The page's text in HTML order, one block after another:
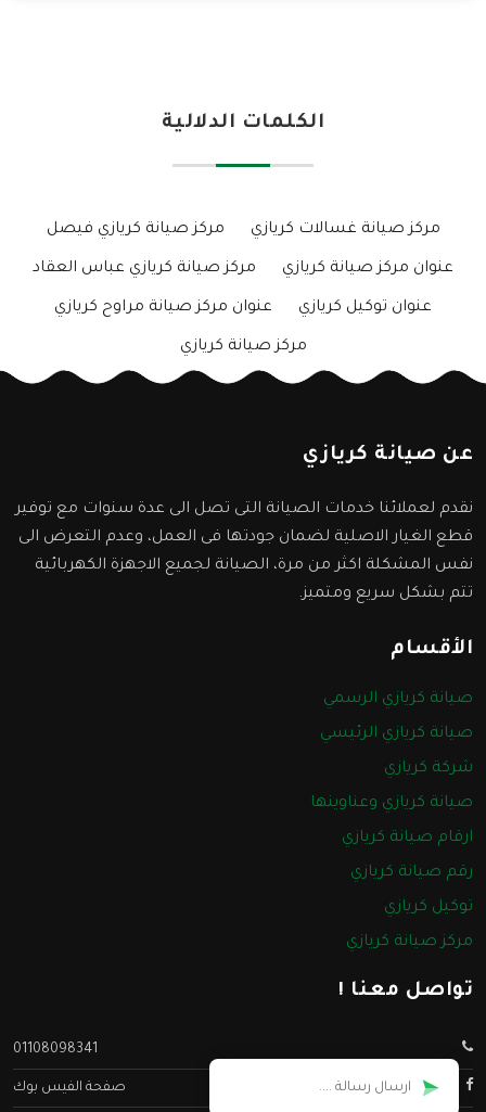
الكلمات الدلالية
مركز صيانة غسالات كريازي مركز صيانة كريازي فيصل
عنوان مركز صيانة كريازي مركز صيانة كريازي عباس العقاد
عنوان توكيل كريازي عنوان مركز صيانة مراوح كريازي
مركز صيانة كريازي
عن صيانة كريازي
نقدم لعملائنا خدمات الصيانة التى تصل الى عدة سنوات مع توفير
قطع الغيار الاصلية لضمان جودتها فى العمل، وعدم التعرض الى
نفس المشكلة اكثر من مرة، الصيانة لجميع الاجهزة الكهربائية
تتم بشكل سريع ومتميز.
الأقسام
صيانة كريازي الرسمي
صيانة كريازي الرئيسي
شركة كريازي
صيانة كريازي وعناوينها
ارقام صيانة كريازي
رقم صيانة كريازي
توكيل كريازي
مركز صيانة كريازي
تواصل معنا !
01108098341
صفحة الفيس بوك